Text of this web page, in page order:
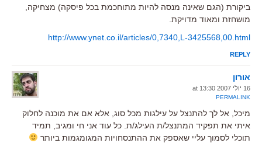
ביקורת (הגם שאינה מנסה להיות מתוחכמת בכל פיסקה) מצחיקה,
מושחזת ומאוד מדויקת.
http://www.ynet.co.il/articles/0,7340,L-3425568,00.html
REPLY
אורון
16 יולי 2007 at 13:30
PERMALINK
מיכל, אל לך להתנצל על עילגות מכל סוג, אלא אם את מוכנה לחלוק
איתי את תפקיד המתנצל/ת העילג/ת. כל עוד אני חי ומגיב, תמיד
תוכלי לסמוך עליי שאספק את ההתנסחויות המגומגמות ביותר